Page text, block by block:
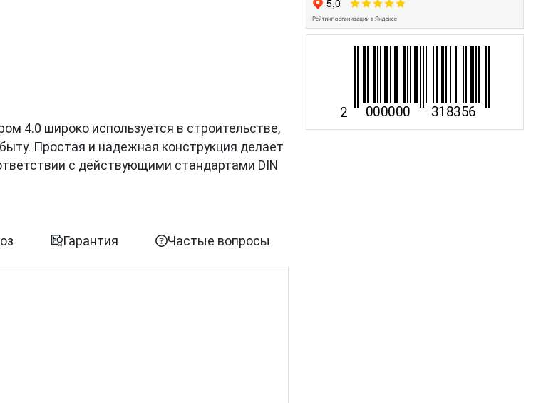
4.0 широко используется в строительстве,
Простая и надежная конструкция делает
с действующими стандартами DIN
Гарантия Частые вопросы